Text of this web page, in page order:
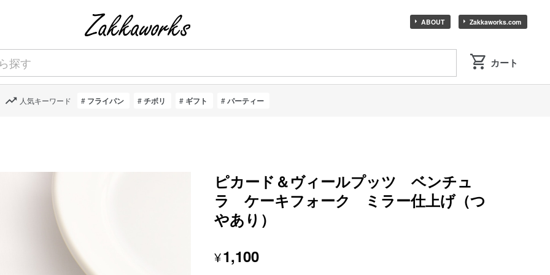
ABOUT Zakkaworks.com
人気キーワード フライパン チボリ ギフト パーティー
ピカード＆ヴィールプッツ ベンチュ
ラ ケーキフォーク ミラー仕上げ（つ
やあり）
¥1,100